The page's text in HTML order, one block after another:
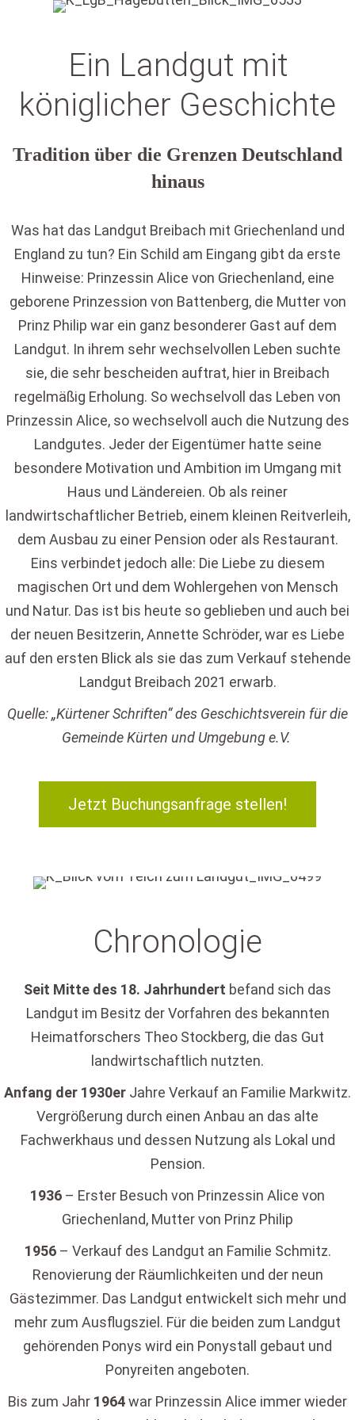
Ein Landgut mit
königlicher Geschichte
Tradition über die Grenzen Deutschland
hinaus
Was hat das Landgut Breibach mit Griechenland und
England zu tun? Ein Schild am Eingang gibt da erste
Hinweise: Prinzessin Alice von Griechenland, eine
geborene Prinzession von Battenberg, die Mutter von
Prinz Philip war ein ganz besonderer Gast auf dem
Landgut. In ihrem sehr wechselvollen Leben suchte
sie, die sehr bescheiden auftrat, hier in Breibach
regelmäßig Erholung. So wechselvoll das Leben von
Prinzessin Alice, so wechselvoll auch die Nutzung des
Landgutes. Jeder der Eigentümer hatte seine
besondere Motivation und Ambition im Umgang mit
Haus und Ländereien. Ob als reiner
landwirtschaftlicher Betrieb, einem kleinen Reitverleih,
dem Ausbau zu einer Pension oder als Restaurant.
Eins verbindet jedoch alle: Die Liebe zu diesem
magischen Ort und dem Wohlergehen von Mensch
und Natur. Das ist bis heute so geblieben und auch bei
der neuen Besitzerin, Annette Schröder, war es Liebe
auf den ersten Blick als sie das zum Verkauf stehende
Landgut Breibach 2021 erwarb.
Quelle: „Kürtener Schriften“ des Geschichtsverein für die
Gemeinde Kürten und Umgebung e.V.
Jetzt Buchungsanfrage stellen!
Chronologie
Seit Mitte des 18. Jahrhundert befand sich das
Landgut im Besitz der Vorfahren des bekannten
Heimatforschers Theo Stockberg, die das Gut
landwirtschaftlich nutzten.
Anfang der 1930er Jahre Verkauf an Familie Markwitz.
Vergrößerung durch einen Anbau an das alte
Fachwerkhaus und dessen Nutzung als Lokal und
Pension.
1936 – Erster Besuch von Prinzessin Alice von
Griechenland, Mutter von Prinz Philip
1956– Verkauf des Landgut an Familie Schmitz.
Renovierung der Räumlichkeiten und der neun
Gästezimmer. Das Landgut entwickelt sich mehr und
mehr zum Ausflugsziel. Für die beiden zum Landgut
gehörenden Ponys wird ein Ponystall gebaut und
Ponyreiten angeboten.
Bis zum Jahr 1964war Prinzessin Alice immer wieder